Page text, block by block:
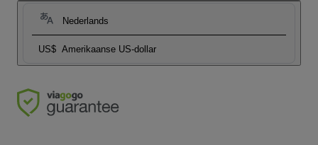
Nederlands
US$ Amerikaanse US-dollar